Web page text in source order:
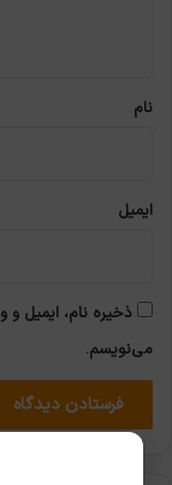
نام
ایمیل
ذخیره نام، ایمیل
می‌نویسم.